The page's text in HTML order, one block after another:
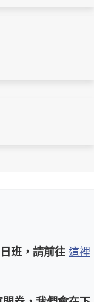
班，請前往 這裡